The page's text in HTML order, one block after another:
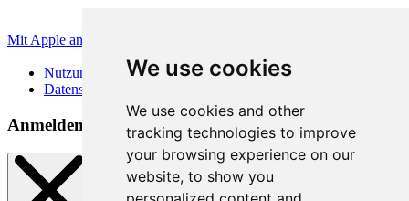
We use cookies
We use cookies and other
tracking technologies to improve
your browsing experience on our
website, to show you
Mit Apple anmelden
Nutzungsbedingungen
Datenschutzerklärung
Anmeldemethoden